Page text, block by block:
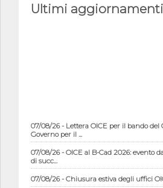
Ultimi aggiornamenti
07/08/26 - Lettera OICE per il bando
Governo per il ...
07/08/26 - OICE al B-Cad 2026: evento
di succ...
07/08/26 - Chiusura estiva degli uffici